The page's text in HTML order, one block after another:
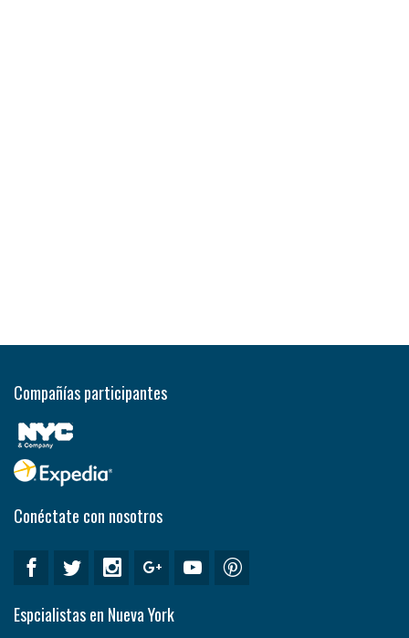
Compañías participantes
Conéctate con nosotros
Espcialistas en Nueva York